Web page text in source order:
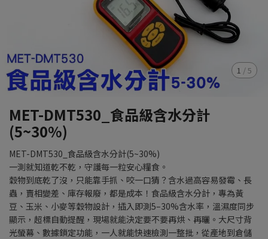
1 /5
MET-DMT530_食品級含水分計
(5~30%)
MET-DMT530_食品級含水分計(5~30%)
一測就知道乾不乾，守護每一粒安心糧食。
穀物到底乾了沒，只能靠手抓、咬一口猜？含水過高容易發霉、長
蟲，賣相變差、庫存報廢，都是成本！食品級含水分計，專為黃
豆、玉米、小麥等穀物設計，插入即測5–30%含水率，溫濕度同步
顯示，超標自動提醒，現場就能決定要不要再烘、再曬。大尺寸背
光螢幕、數據鎖定功能，一人就能快速檢測一整批，從產地到倉儲